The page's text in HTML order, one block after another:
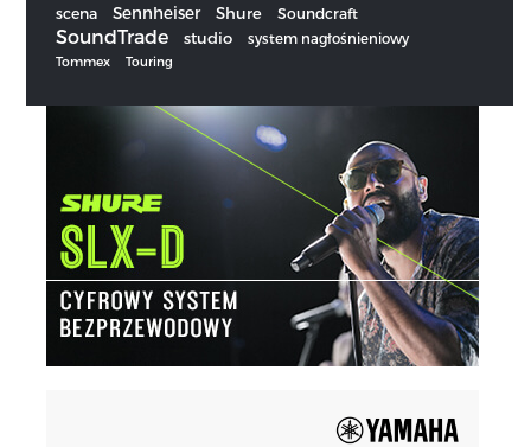
scena Sennheiser Shure Soundcraft
SoundTrade studio system nagłośnieniowy
Tommex Touring